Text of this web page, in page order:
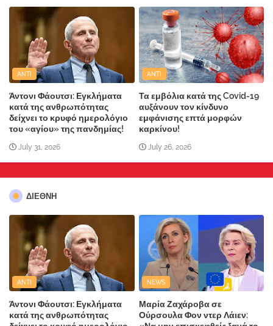
ANTI
Άντονι Φάουτσι: Εγκλήματα
κατά της ανθρωπότητας
δείχνει το κρυφό ημερολόγιο
του «αγίου» της πανδημίας!
July 31, 2026
ANTI
Τα εμβόλια κατά της Covid-19
αυξάνουν τον κίνδυνο
εμφάνισης επτά μορφών
καρκίνου!
July 26, 2026
ΔΙΕΘΝΗ
ANTI
Άντονι Φάουτσι: Εγκλήματα
κατά της ανθρωπότητας
NEWS
Μαρία Ζαχάροβα σε
Ούρσουλα Φον ντερ Λάιεν: